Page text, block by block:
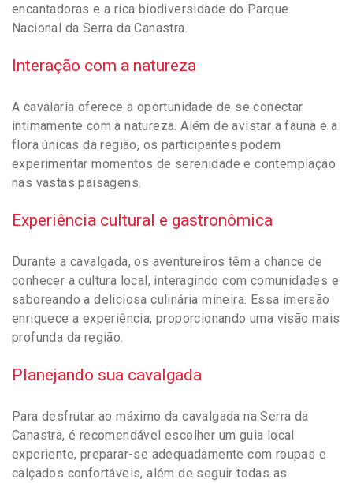
encantadoras e a rica biodiversidade do Parque
Nacional da Serra da Canastra.
Interação com a natureza
A cavalaria oferece a oportunidade de se conectar
intimamente com a natureza. Além de avistar a fauna e a
flora únicas da região, os participantes podem
experimentar momentos de serenidade e contemplação
nas vastas paisagens.
Experiência cultural e gastronômica
Durante a cavalgada, os aventureiros têm a chance de
conhecer a cultura local, interagindo com comunidades e
saboreando a deliciosa culinária mineira. Essa imersão
enriquece a experiência, proporcionando uma visão mais
profunda da região.
Planejando sua cavalgada
Para desfrutar ao máximo da cavalgada na Serra da
Canastra, é recomendável escolher um guia local
experiente, preparar-se adequadamente com roupas e
calçados confortáveis, além de seguir todas as